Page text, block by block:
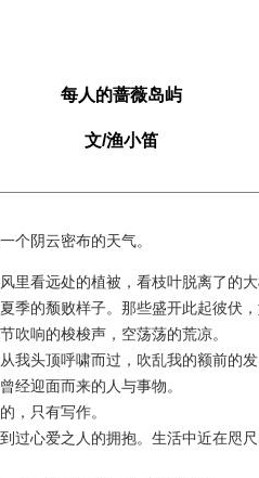
每人的蔷薇岛屿
文/渔小笛
阴云密布的天气。
看远处的植被，看枝叶脱离了的大
季的颓败样子。那些盛开此起彼伏
吹响的梭梭声，空荡荡的荒凉。
头顶呼啸而过，吹乱我的额前的发
迎面而来的人与事物。
只有写作。
心爱之人的拥抱。生活中近在咫尺